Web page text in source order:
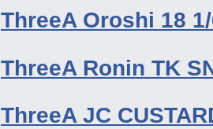
ThreeA Oroshi 18
ThreeA Ronin TK
ThreeA JC